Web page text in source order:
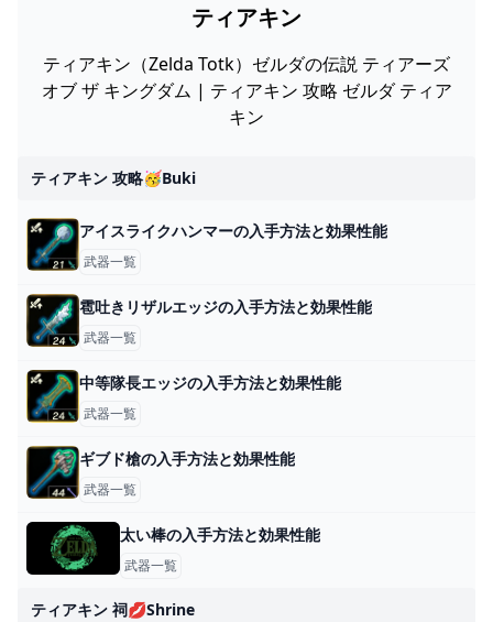
ティアキン
ティアキン（Zelda Totk）ゼルダの伝説 ティアーズ
オブ ザ キングダム | ティアキン 攻略 ゼルダ ティア
キン
ティアキン 攻略🥳buki
アイスライクハンマーの入手方法と効果性能
武器一覧
雹吐きリザルエッジの入手方法と効果性能
武器一覧
中等隊長エッジの入手方法と効果性能
武器一覧
ギブド槍の入手方法と効果性能
武器一覧
太い棒の入手方法と効果性能
武器一覧
ティアキン 祠💋shrine